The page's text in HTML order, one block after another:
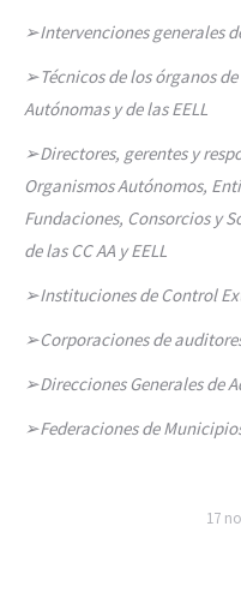
➢Intervenciones generales
➢Técnicos de los órganos
Autónomas y de las EELL
➢Directores, gerentes y
Organismos Autónomos,
Fundaciones, Consorcios y
de las CC AA y EELL
➢Instituciones de Control
➢Corporaciones de
➢Direcciones Generales de
➢Federaciones de
17